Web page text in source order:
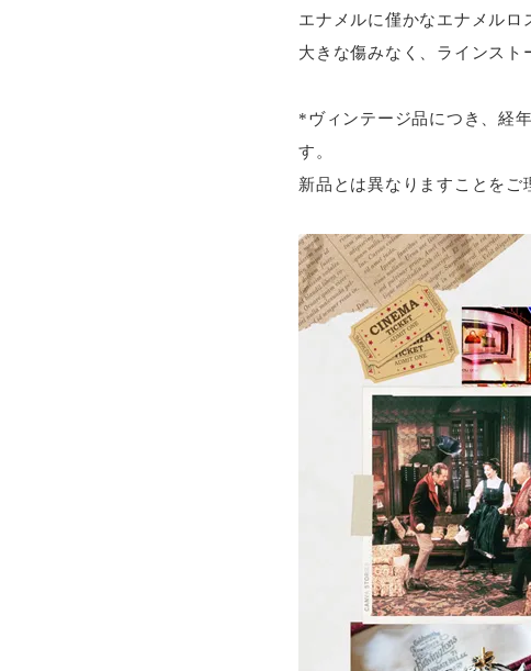
エナメルに僅かなエナメルロ
大きな傷みなく、ラインスト
*ヴィンテージ品につき、経
す。
新品とは異なりますことをご